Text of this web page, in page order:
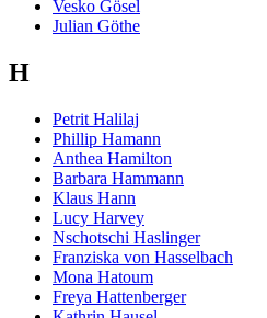
Vesko Gösel
Julian Göthe
H
Petrit Halilaj
Phillip Hamann
Anthea Hamilton
Barbara Hammann
Klaus Hann
Lucy Harvey
Nschotschi Haslinger
Franziska von Hasselbach
Mona Hatoum
Freya Hattenberger